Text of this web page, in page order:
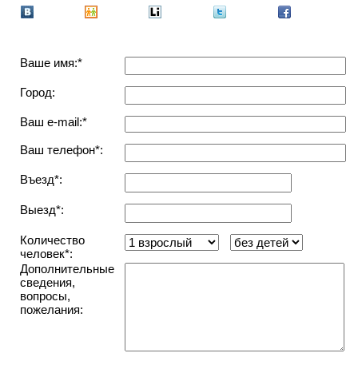
Ваше имя:*
Город:
Ваш e-mail:*
Ваш телефон*:
Въезд*:
Выезд*:
Количество
человек*:
Дополнительные
сведения,
вопросы,
пожелания: